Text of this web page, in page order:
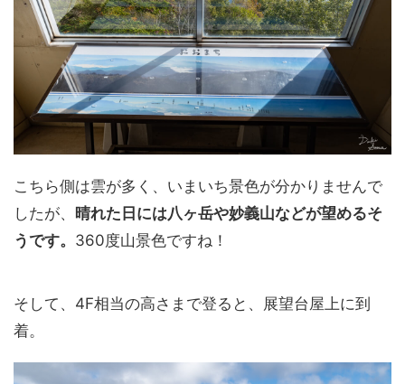
こちら側は雲が多く、いまいち景色が分かりませんで
したが、 晴れた日には八ヶ岳や妙義山などが望めるそ
うです。 360度山景色ですね！
そして、4F相当の高さまで登ると、展望台屋上に到
着。